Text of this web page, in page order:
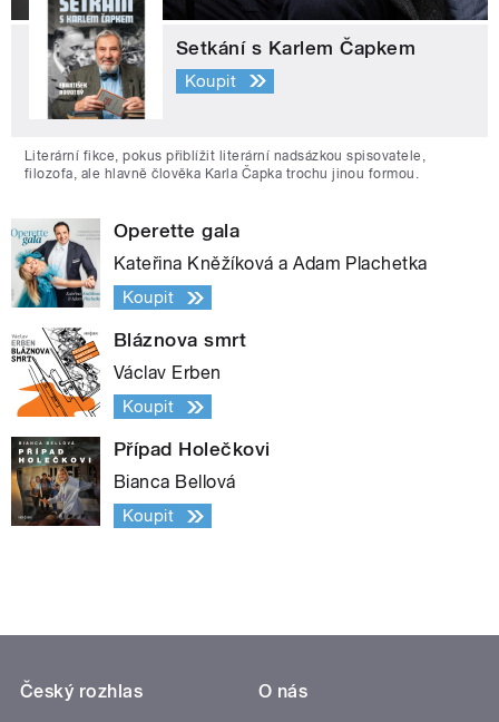
Setkání s Karlem Čapkem
Koupit
Literární fikce, pokus přiblížit literární nadsázkou spisovatele,
filozofa, ale hlavně člověka Karla Čapka trochu jinou formou.
Operette gala
Kateřina Kněžíková a Adam Plachetka
Koupit
Bláznova smrt
Václav Erben
Koupit
Případ Holečkovi
Bianca Bellová
Koupit
Český rozhlas
O nás